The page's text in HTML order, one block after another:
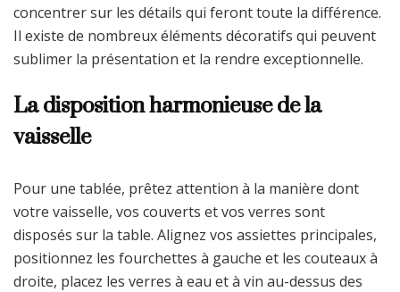
concentrer sur les détails qui feront toute la différence.
Il existe de nombreux éléments décoratifs qui peuvent
sublimer la présentation et la rendre exceptionnelle.
La disposition harmonieuse de la
vaisselle
Pour une tablée, prêtez attention à la manière dont
votre vaisselle, vos couverts et vos verres sont
disposés sur la table. Alignez vos assiettes principales,
positionnez les fourchettes à gauche et les couteaux à
droite, placez les verres à eau et à vin au-dessus des